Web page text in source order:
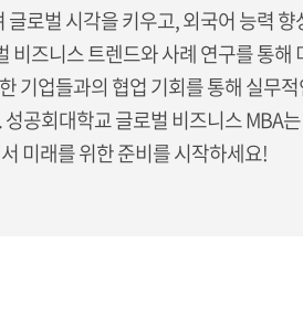
로벌 시각을 키우고, 외국어 능력
즈니스 트렌드와 사례 연구를 통
업들과의 협업 기회를 통해 실무
공회대학교 글로벌 비즈니스 MBA
미래를 위한 준비를 시작하세요!